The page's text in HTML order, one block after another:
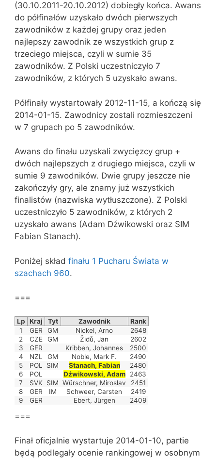
(30.10.2011-20.10.2012) dobiegły końca. Awans
do półfinałów uzyskało dwóch pierwszych
zawodników z każdej grupy oraz jeden
najlepszy zawodnik ze wszystkich grup z
trzeciego miejsca, czyli w sumie 35
zawodników. Z Polski uczestniczyło 7
zawodników, z których 5 uzyskało awans.
Półfinały wystartowały 2012-11-15, a kończą się
2014-01-15. Zawodnicy zostali rozmieszczeni
w 7 grupach po 5 zawodników.
Awans do finału uzyskali zwycięzcy grup +
dwóch najlepszych z drugiego miejsca, czyli w
sumie 9 zawodników. Dwie grupy jeszcze nie
zakończyły gry, ale znamy już wszystkich
finalistów (nazwiska wytłuszczone). Z Polski
uczestniczyło 5 zawodników, z których 2
uzyskało awans (Adam Dźwikowski oraz SIM
Fabian Stanach).
Poniżej skład finału 1 Pucharu Świata w
szachach 960.
===
Lp Kraj Tyt Zawodnik
Rank
1
GER GM Nickel, Arno
2648
2
CZE GM Židů, Jan
2602
3
GER Kribben, Johannes
2500
4
NZL GM Noble, Mark F.
2490
5
POL SIM Stanach, Fabian
2480
6
POL Dźwikowski, Adam
2463
7
SVK SIM Würschner, Miroslav
2451
8
GER IM Schweer, Carsten
2419
9
GER Ebert, Jürgen 2409
===
Finał oficjalnie wystartuje 2014-01-10, partie
będą podlegały ocenie rankingowej w osobnym